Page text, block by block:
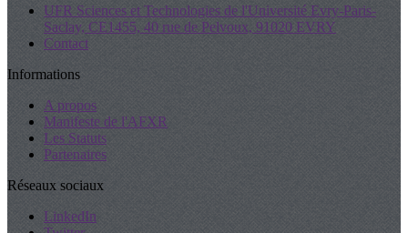
UFR Sciences et Technologies de l'Université Evry-Paris-
Saclay, CE1455, 40 rue de Pelvoux, 91020 EVRY
Contact
Informations
A propos
Manifeste de l'AFXR
Les Statuts
Partenaires
Réseaux sociaux
LinkedIn